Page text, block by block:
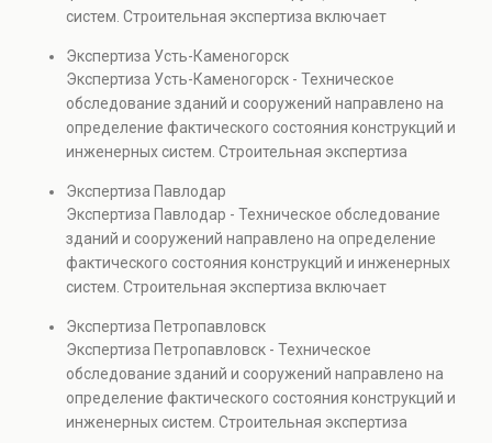
проверках.
систем. Строительная экспертиза включает
элементов и оценку эксплуатационной безопасности.
Услуга востребована при покупке недвижимости,
капитальном ремонте и реконструкции объектов, а
также при судебных разбирательствах и технических
проверках.
Экспертиза Усть-Каменогорск
Экспертиза Усть-Каменогорск - Техническое
обследование зданий и сооружений направлено на
определение фактического состояния конструкций и
инженерных систем. Строительная экспертиза
прочности элементов и оценку эксплуатационной
безопасности. Услуга востребована при покупке
недвижимости, капитальном ремонте и реконструкции
объектов, а также при судебных разбирательствах и
технических проверках.
Экспертиза Павлодар
Экспертиза Павлодар - Техническое обследование
зданий и сооружений направлено на определение
фактического состояния конструкций и инженерных
систем. Строительная экспертиза включает
элементов и оценку эксплуатационной безопасности.
Услуга востребована при покупке недвижимости,
капитальном ремонте и реконструкции объектов, а
также при судебных разбирательствах и технических
проверках.
Экспертиза Петропавловск
Экспертиза Петропавловск - Техническое
обследование зданий и сооружений направлено на
определение фактического состояния конструкций и
инженерных систем. Строительная экспертиза